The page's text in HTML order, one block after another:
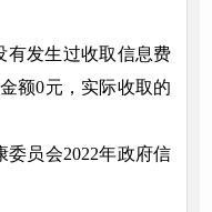
有发生过收取信息费
额0元，实际收取的
员会2022年政府信